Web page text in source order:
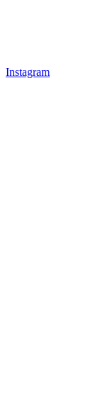
Instagram